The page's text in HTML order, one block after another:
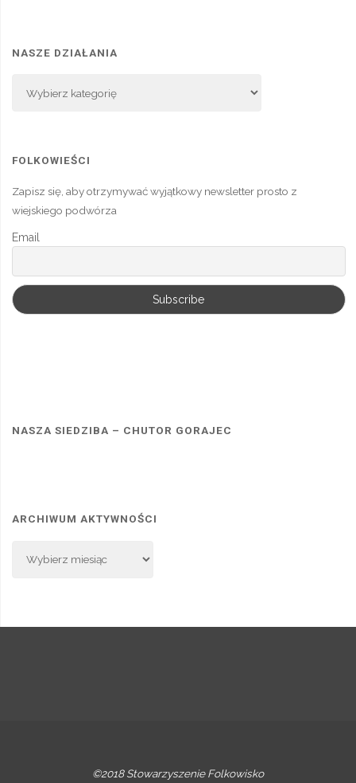
NASZE DZIAŁANIA
Działania
FOLKOWIEŚCI
Zapisz się, aby otrzymywać wyjątkowy newsletter prosto z
wiejskiego podwórza
Email
NASZA SIEDZIBA – CHUTOR GORAJEC
ARCHIWUM AKTYWNOŚCI
Aktywności
©2018 Stowarzyszenie Folkowisko